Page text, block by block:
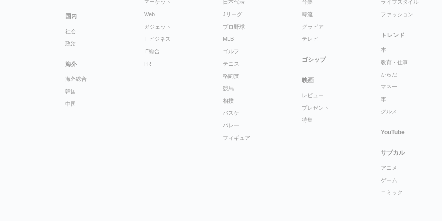
国内
社会
政治
海外
海外総合
韓国
中国
マーケット
Web
ガジェット
ITビジネス
IT総合
PR
日本代表
Jリーグ
プロ野球
MLB
ゴルフ
テニス
格闘技
競馬
相撲
バスケ
バレー
フィギュア
音楽
韓流
グラビア
テレビ
ゴシップ
映画
レビュー
プレゼント
特集
ライフスタイル
ファッション
トレンド
本
教育・仕事
からだ
マネー
車
グルメ
YouTube
サブカル
アニメ
ゲーム
コミック